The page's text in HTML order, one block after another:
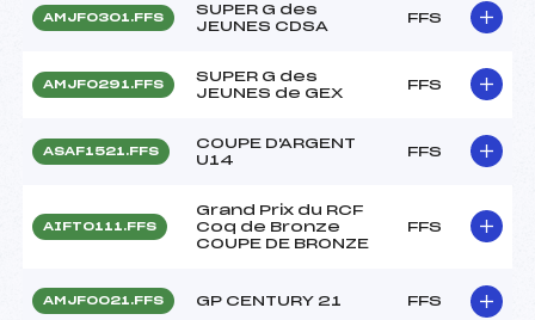
AMJF0301.FFS
SUPER G des
JEUNES CDSA
FFS
AMJF0291.FFS
SUPER G des
JEUNES de GEX
FFS
ASAF1521.FFS
COUPE D'ARGENT
U14
FFS
AIFT0111.FFS
Grand Prix du RCF
Coq de Bronze
COUPE DE BRONZE
FFS
AMJF0021.FFS GP CENTURY 21 FFS